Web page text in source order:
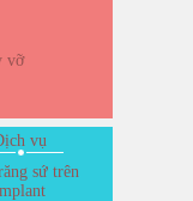
vỡ
vụ
sứ trên